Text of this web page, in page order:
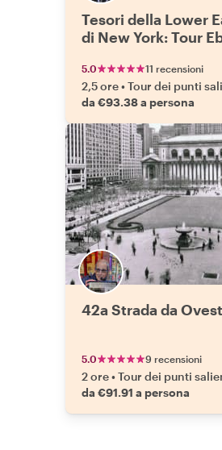
Tesori della Lower
di New York: Tour
5.0 11 recensioni
2,5 ore•Tour dei punti
da €93.38 a persona
42a Strada da
5.0 9 recensioni
2 ore•Tour dei punti
da €91.91 a persona